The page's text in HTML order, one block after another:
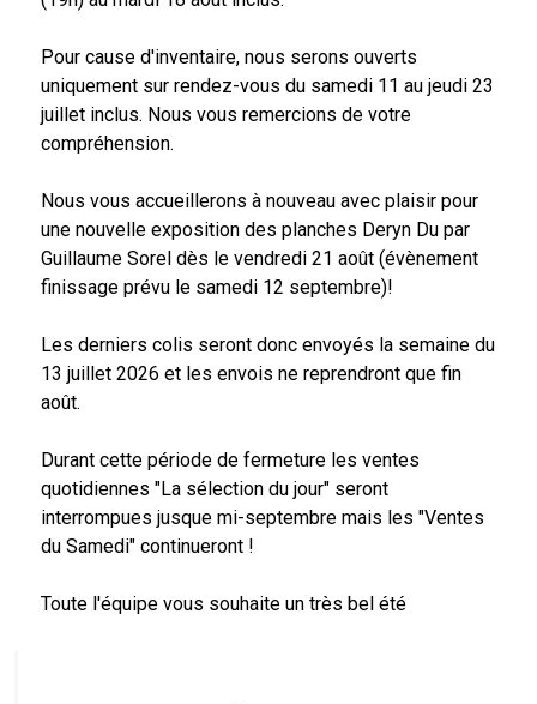
Pour cause d'inventaire, nous serons ouverts
uniquement sur rendez-vous du samedi 11 au jeudi 23
juillet inclus. Nous vous remercions de votre
compréhension.
Nous vous accueillerons à nouveau avec plaisir pour
une nouvelle exposition des planches Deryn Du par
Guillaume Sorel dès le vendredi 21 août (évènement
finissage prévu le samedi 12 septembre)!
Les derniers colis seront donc envoyés la semaine du
13 juillet 2026 et les envois ne reprendront que fin
août.
Durant cette période de fermeture les ventes
quotidiennes "La sélection du jour" seront
interrompues jusque mi-septembre mais les "Ventes
du Samedi" continueront !
Toute l'équipe vous souhaite un très bel été